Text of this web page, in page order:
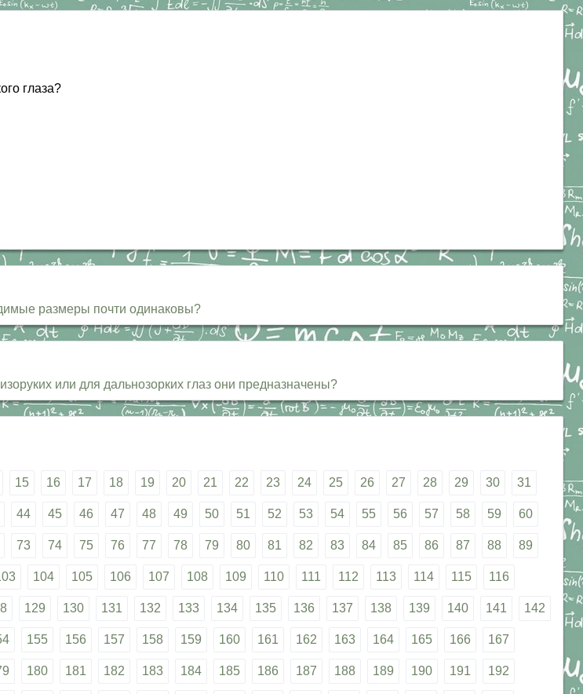
глаза?
размеры почти одинаковы?
или для дальнозорких глаз они предназначены?
15 16 17 18 19 20 21 22 23 24 25 26 27 28 29 30 31
44 45 46 47 48 49 50 51 52 53 54 55 56 57 58 59 60
73 74 75 76 77 78 79 80 81 82 83 84 85 86 87 88 89
104 105 106 107 108 109 110 111 112 113 114 115 116
129 130 131 132 133 134 135 136 137 138 139 140 141 142
155 156 157 158 159 160 161 162 163 164 165 166 167
180 181 182 183 184 185 186 187 188 189 190 191 192